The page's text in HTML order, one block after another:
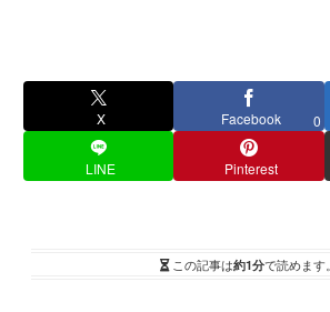
X Facebook 0
LINE Pinterest
この記事は約1分で読めます。